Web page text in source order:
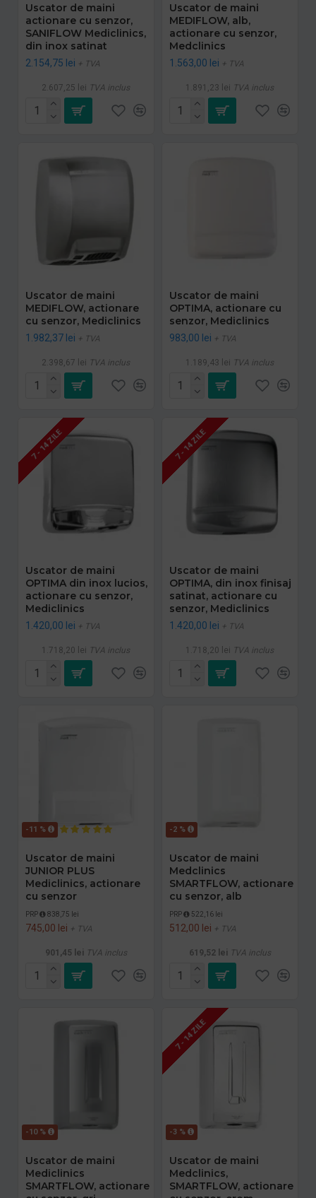
Uscator de maini
actionare cu senzor,
SANIFLOW Mediclinics,
din inox satinat
2.154,75 lei + TVA
2.607,25 lei TVA inclus
Uscator de maini
MEDIFLOW, alb,
actionare cu senzor,
Medclinics
1.563,00 lei + TVA
1.891,23 lei TVA inclus
Uscator de maini
MEDIFLOW, actionare
cu senzor, Mediclinics
1.982,37 lei + TVA
2.398,67 lei TVA inclus
Uscator de maini
OPTIMA, actionare cu
senzor, Mediclinics
983,00 lei + TVA
1.189,43 lei TVA inclus
7 - 14 ZILE
Uscator de maini
OPTIMA din inox lucios,
actionare cu senzor,
Mediclinics
1.420,00 lei + TVA
1.718,20 lei TVA inclus
7 - 14 ZILE
Uscator de maini
OPTIMA, din inox finisaj
satinat, actionare cu
senzor, Mediclinics
1.420,00 lei + TVA
1.718,20 lei TVA inclus
-11 %
Uscator de maini
JUNIOR PLUS
Mediclinics, actionare
cu senzor
PRP 838,75 lei
745,00 lei + TVA
901,45 lei TVA inclus
-2 %
Uscator de maini
Medclinics
SMARTFLOW, actionare
cu senzor, alb
PRP 522,16 lei
512,00 lei + TVA
619,52 lei TVA inclus
-10 %
Uscator de maini
Mediclinics
SMARTFLOW, actionare
-3 %
7 - 14 ZILE
Uscator de maini
Medclinics,
SMARTFLOW, actionare